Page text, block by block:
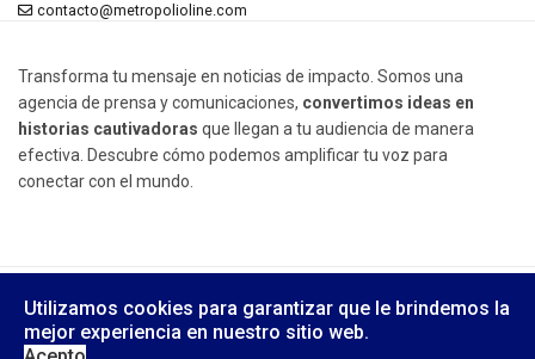
contacto@metropolioline.com
Transforma tu mensaje en noticias de impacto. Somos una
agencia de prensa y comunicaciones, convertimos ideas en
historias cautivadoras que llegan a tu audiencia de manera
efectiva. Descubre cómo podemos amplificar tu voz para
conectar con el mundo.
© 2026 Metrópoli Online, Derechos Reservados.
Diseño Web: Yusi Computers
Utilizamos cookies para garantizar que le brindemos la
mejor experiencia en nuestro sitio web.